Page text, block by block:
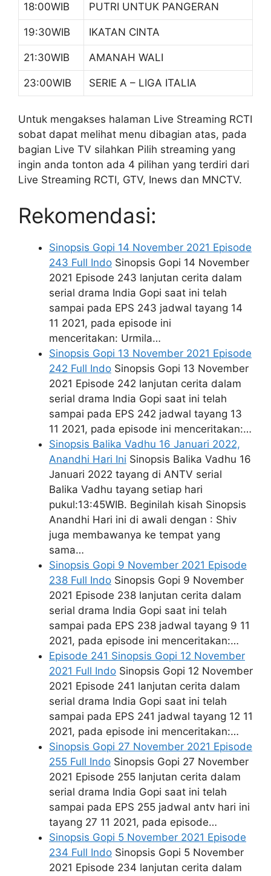
18:00WIB PUTRI UNTUK PANGERAN
19:30WIB IKATAN CINTA
21:30WIB AMANAH WALI
23:00WIB SERIE A – LIGA ITALIA
Untuk mengakses halaman Live Streaming RCTI
sobat dapat melihat menu dibagian atas, pada
bagian Live TV silahkan Pilih streaming yang
ingin anda tonton ada 4 pilihan yang terdiri dari
Live Streaming RCTI, GTV, Inews dan MNCTV.
Rekomendasi:
Sinopsis Gopi 14 November 2021 Episode
243 Full Indo Sinopsis Gopi 14 November
2021 Episode 243 lanjutan cerita dalam
serial drama India Gopi saat ini telah
sampai pada EPS 243 jadwal tayang 14
11 2021, pada episode ini
menceritakan: Urmila…
Sinopsis Gopi 13 November 2021 Episode
242 Full Indo Sinopsis Gopi 13 November
2021 Episode 242 lanjutan cerita dalam
serial drama India Gopi saat ini telah
sampai pada EPS 242 jadwal tayang 13
11 2021, pada episode ini menceritakan:…
Sinopsis Balika Vadhu 16 Januari 2022,
Anandhi Hari Ini Sinopsis Balika Vadhu 16
Januari 2022 tayang di ANTV serial
Balika Vadhu tayang setiap hari
pukul:13:45WIB. Beginilah kisah Sinopsis
Anandhi Hari ini di awali dengan : Shiv
juga membawanya ke tempat yang
sama…
Sinopsis Gopi 9 November 2021 Episode
238 Full Indo Sinopsis Gopi 9 November
2021 Episode 238 lanjutan cerita dalam
serial drama India Gopi saat ini telah
sampai pada EPS 238 jadwal tayang 9 11
2021, pada episode ini menceritakan:…
Episode 241 Sinopsis Gopi 12 November
2021 Full Indo Sinopsis Gopi 12 November
2021 Episode 241 lanjutan cerita dalam
serial drama India Gopi saat ini telah
sampai pada EPS 241 jadwal tayang 12 11
2021, pada episode ini menceritakan:…
Sinopsis Gopi 27 November 2021 Episode
255 Full Indo Sinopsis Gopi 27 November
2021 Episode 255 lanjutan cerita dalam
serial drama India Gopi saat ini telah
sampai pada EPS 255 jadwal antv hari ini
tayang 27 11 2021, pada episode…
Sinopsis Gopi 5 November 2021 Episode
234 Full Indo Sinopsis Gopi 5 November
2021 Episode 234 lanjutan cerita dalam